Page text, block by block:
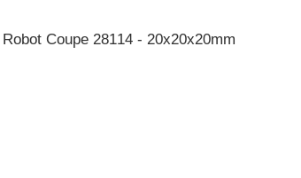
Coupe 28114 - 20x20x20mm